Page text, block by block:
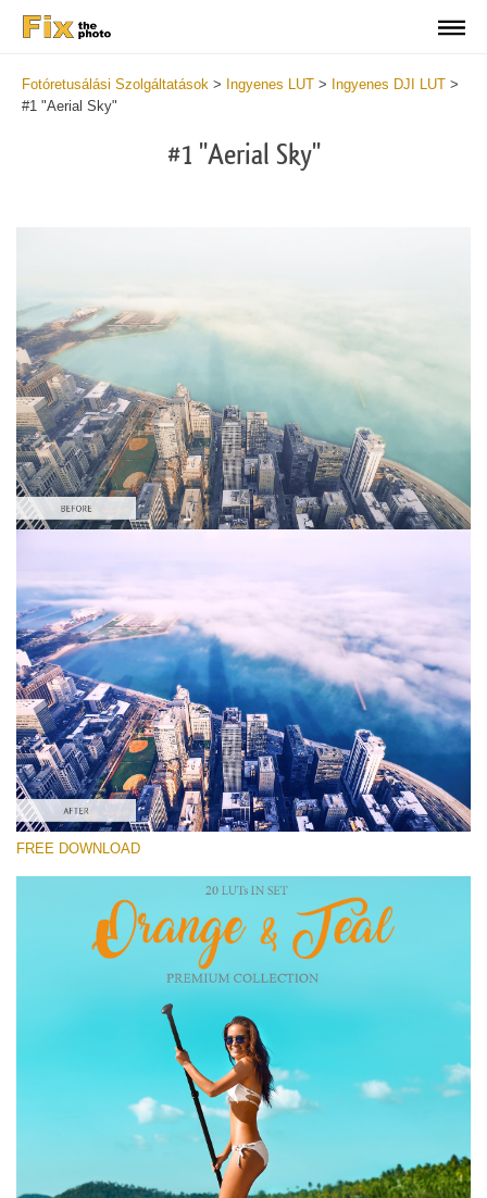
Fotóretusálási Szolgáltatások > Ingyenes LUT > Ingyenes DJI LUT >
#1 "Aerial Sky"
#1 "Aerial Sky"
Kérlek, válassz
Premium Orange and Teal LUTs
Cinema Look Collection (80 LUTs)
Entire Collection (260 LUTs)
Ingyenes letöltés
FREE DOWNLOAD